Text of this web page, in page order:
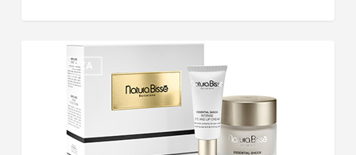
Navidades!
(Cosmética
BELLEZA